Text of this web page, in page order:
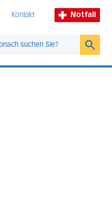
Kontakt Notfall